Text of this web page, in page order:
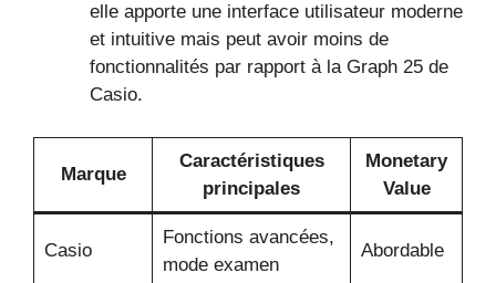
elle apporte une interface utilisateur moderne
et intuitive mais peut avoir moins de
fonctionnalités par rapport à la Graph 25 de
Casio.
Marque
Caractéristiques
principales
Monetary
Value
Casio
Fonctions avancées,
mode examen
Abordable